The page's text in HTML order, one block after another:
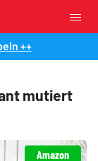
++
mutiert
Amazon